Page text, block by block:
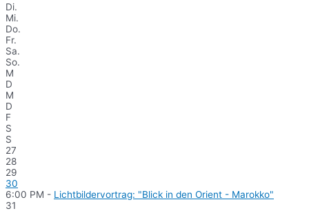
Di.
Mi.
Do.
Fr.
Sa.
So.
M
D
M
D
F
S
S
27
28
29
30
6:00 PM - Lichtbildervortrag: "Blick in den Orient - Marokko"
31